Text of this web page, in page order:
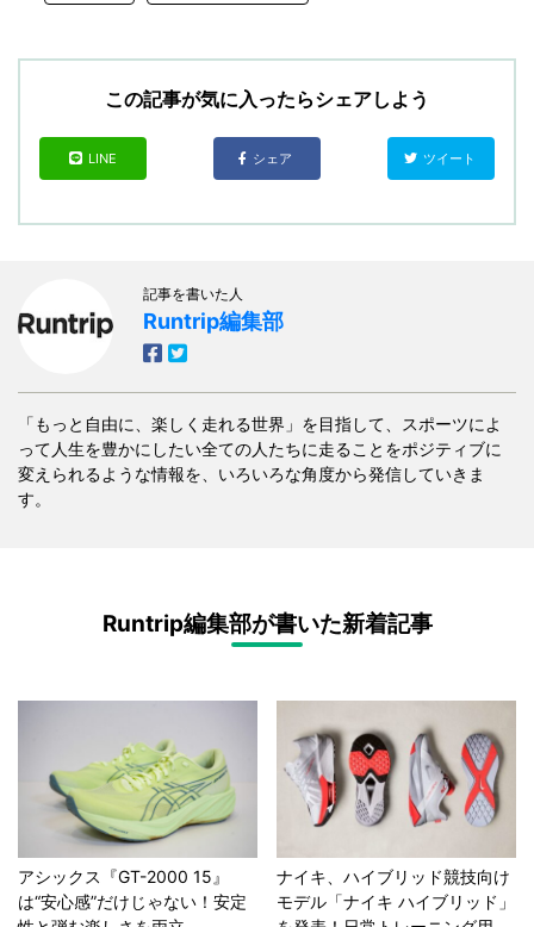
この記事が気に入ったらシェアしよう
LINE シェア ツイート
記事を書いた人
Runtrip編集部
「もっと自由に、楽しく走れる世界」を目指して、スポーツによ
って人生を豊かにしたい全ての人たちに走ることをポジティブに
変えられるような情報を、いろいろな角度から発信していきま
す。
Runtrip編集部が書いた新着記事
アシックス『GT-2000 15』
は“安心感”だけじゃない！安定
ナイキ、ハイブリッド競技向け
モデル「ナイキ ハイブリッド」